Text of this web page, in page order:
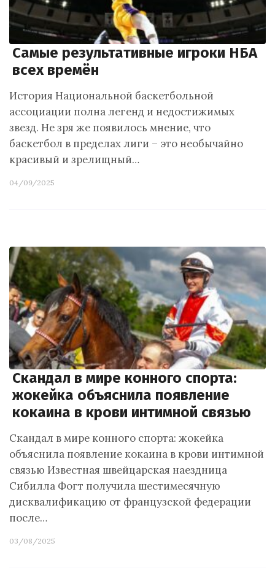
Самые результативные игроки НБА
всех времён
История Национальной баскетбольной
ассоциации полна легенд и недостижимых
звезд. Не зря же появилось мнение, что
баскетбол в пределах лиги – это необычайно
красивый и зрелищный…
04/09/2025
Скандал в мире конного спорта:
жокейка объяснила появление
кокаина в крови интимной связью
Скандал в мире конного спорта: жокейка
объяснила появление кокаина в крови интимной
связью Известная швейцарская наездница
Сибилла Фогт получила шестимесячную
дисквалификацию от французской федерации
после…
03/08/2025